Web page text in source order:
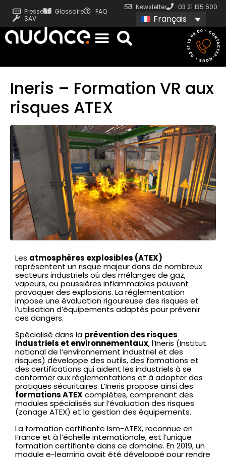
Presse Glossaire
FAQ
SAV
Newsletter 03 21 135 600
Français
Ineris – Formation VR aux
risques ATEX
Les atmosphères explosibles (ATEX)
représentent un risque majeur dans de nombreux
secteurs industriels où des mélanges de gaz,
vapeurs, ou poussières inflammables peuvent
provoquer des explosions. La réglementation
impose une évaluation rigoureuse des risques et
l’utilisation d’équipements adaptés pour prévenir
ces dangers.
Spécialisé dans la prévention des risques
industriels et environnementaux, l’Ineris (Institut
national de l’environnement industriel et des
risques) développe des outils, des formations et
des certifications qui aident les industriels à se
conformer aux réglementations et à adopter des
pratiques sécuritaires. L’Ineris propose ainsi des
formations ATEXcomplètes, comprenant des
modules spécialisés sur l’évaluation des risques
(zonage ATEX) et la gestion des équipements.
La formation certifiante Ism-ATEX, reconnue en
France et à l’échelle internationale, est l’unique
formation certifiante dans ce domaine. En 2019, un
module e-learning avait été développé pour rendre